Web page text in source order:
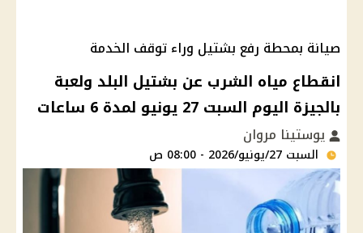
صيانة بمحطة رفع بشتيل وراء توقف الخدمة
انقطاع مياه الشرب عن بشتيل البلد ولعبة
بالجيزة اليوم السبت 27 يونيو لمدة 6 ساعات
يوستينا مروان
السبت 27/يونيو/2026 - 08:00 ص